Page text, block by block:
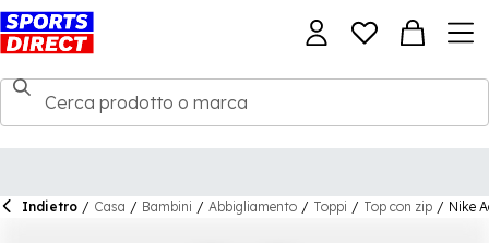
Indietro / Casa / Bambini / Abbigliamento / Toppi / Top con zip / Nike